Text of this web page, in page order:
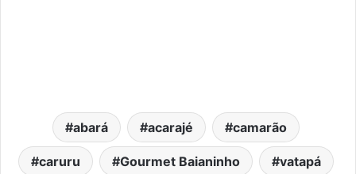
abará acarajé camarão
caruru Gourmet Baianinho vatapá